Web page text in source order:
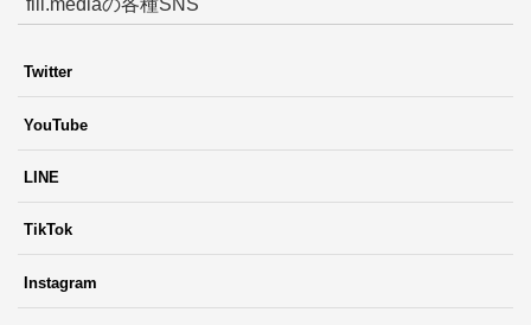
fill.mediaの各種SNS
Twitter
YouTube
LINE
TikTok
Instagram